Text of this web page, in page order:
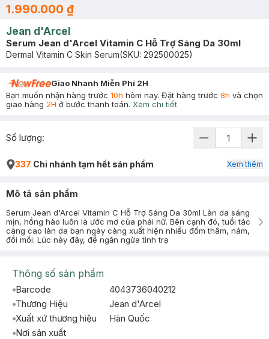
1.990.000 ₫
Jean d'Arcel
Serum Jean d'Arcel Vitamin C Hỗ Trợ Sáng Da 30ml
Dermal Vitamin C Skin Serum(SKU: 292500025)
Giao Nhanh Miễn Phí 2H
Bạn muốn nhận hàng trước 10h hôm nay. Đặt hàng trước 8h và chọn
giao hàng 2H ở bước thanh toán. Xem chi tiết
Số lượng:
337 Chi nhánh tạm hết sản phẩm Xem thêm
Mô tả sản phẩm
Serum Jean d'Arcel Vitamin C Hỗ Trợ Sáng Da 30ml Làn da sáng
mịn, hồng hào luôn là ước mơ của phái nữ. Bên cạnh đó, tuổi tác
càng cao làn da bạn ngày càng xuất hiện nhiều đốm thâm, nám,
đồi mồi. Lúc này đây, để ngăn ngừa tình trạ
Thông số sản phẩm
Barcode
4043736040212
Thương Hiệu
Jean d'Arcel
Xuất xứ thương hiệu
Hàn Quốc
Nơi sản xuất